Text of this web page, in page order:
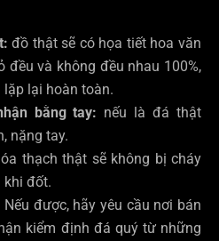
đồ thật sẽ có họa tiết hoa văn
đều và không đều nhau 100%,
lại hoàn toàn.
bằng tay: nếu là đá thật
nặng tay.
thạch thật sẽ không bị cháy
khi đốt.
Nếu được, hãy yêu cầu nơi bán
kiểm định đá quý từ những